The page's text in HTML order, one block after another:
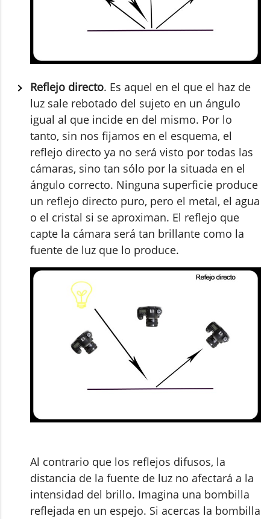
Reflejo directo. Es aquel en el que el haz de
luz sale rebotado del sujeto en un ángulo
igual al que incide en del mismo. Por lo
tanto, sin nos fijamos en el esquema, el
reflejo directo ya no será visto por todas las
cámaras, sino tan sólo por la situada en el
ángulo correcto. Ninguna superficie produce
un reflejo directo puro, pero el metal, el agua
o el cristal si se aproximan. El reflejo que
capte la cámara será tan brillante como la
fuente de luz que lo produce.
Al contrario que los reflejos difusos, la
distancia de la fuente de luz no afectará a la
intensidad del brillo. Imagina una bombilla
reflejada en un espejo. Si acercas la bombilla